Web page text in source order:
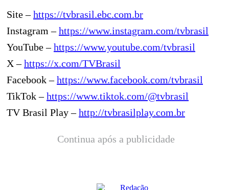
Site –https://tvbrasil.ebc.com.br
Instagram –https://www.instagram.com/tvbrasil
YouTube –https://www.youtube.com/tvbrasil
X –https://x.com/TVBrasil
Facebook –https://www.facebook.com/tvbrasil
TikTok –https://www.tiktok.com/@tvbrasil
TV Brasil Play –http://tvbrasilplay.com.br
Continua após a publicidade